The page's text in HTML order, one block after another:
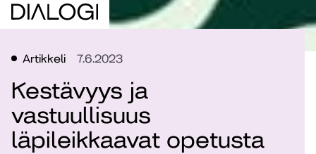
Artikkeli 7.6.2023
Kestävyys ja
vastuullisuus
läpileikkaavat opetusta